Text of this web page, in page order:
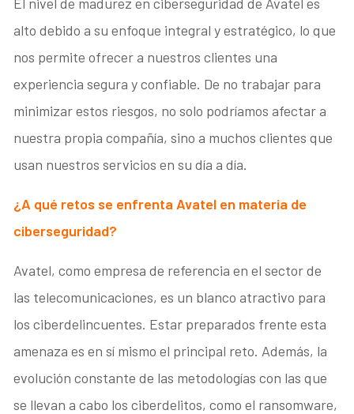
alto debido a su enfoque integral y estratégico, lo que
nos permite ofrecer a nuestros clientes una
experiencia segura y confiable. De no trabajar para
minimizar estos riesgos, no solo podríamos afectar a
nuestra propia compañía, sino a muchos clientes que
usan nuestros servicios en su día a día.
¿A qué retos se enfrenta Avatel en materia de
ciberseguridad?
Avatel, como empresa de referencia en el sector de
las telecomunicaciones, es un blanco atractivo para
los ciberdelincuentes. Estar preparados frente esta
amenaza es en sí mismo el principal reto. Además, la
evolución constante de las metodologías con las que
se llevan a cabo los ciberdelitos, como el ransomware,